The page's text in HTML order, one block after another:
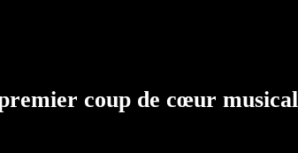
coup de cœur